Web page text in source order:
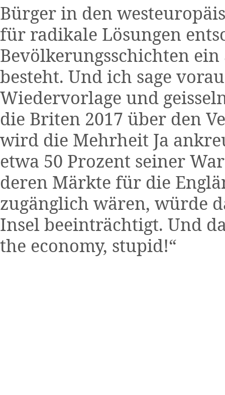
Bürger in den
für radikale Lösungen
Bevölkerungsschichten
besteht. Und ich sage
Wiedervorlage und
die Briten 2017 über den
wird die Mehrheit Ja
etwa 50 Prozent seiner
deren Märkte für die
zugänglich wären, würde
Insel beeinträchtigt. Und
the economy, stupid!“